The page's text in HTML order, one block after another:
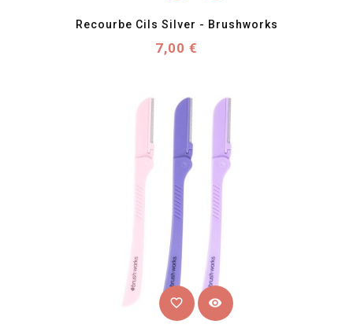
Recourbe Cils Silver - Brushworks
Prix
7,00 €
favorite_border visibility